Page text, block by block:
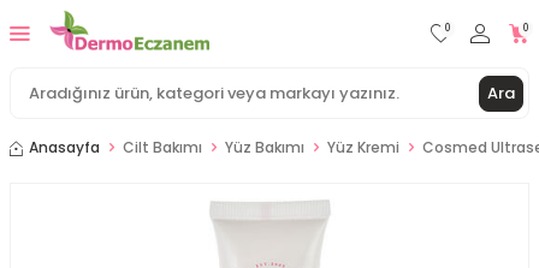
Ara
0 0
Anasayfa Cilt Bakımı Yüz Bakımı Yüz Kremi Cosmed